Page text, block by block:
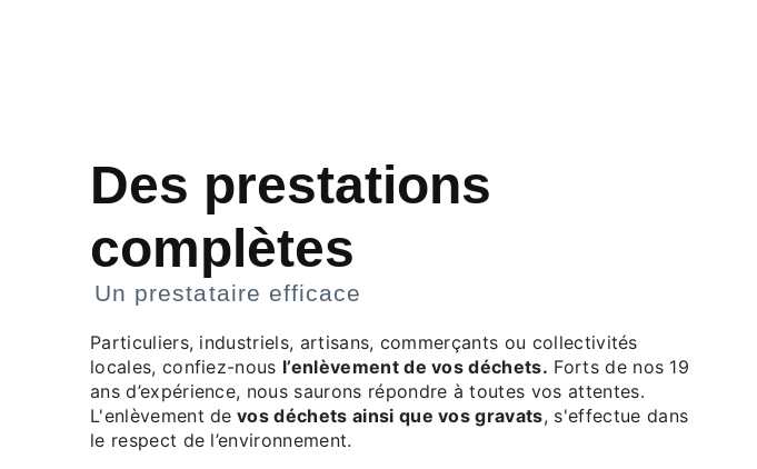
Des prestations
complètes
Un prestataire efficace
Particuliers, industriels, artisans, commerçants ou collectivités
locales, confiez-nous l’enlèvement de vos déchets. Forts de nos 19
ans d’expérience, nous saurons répondre à toutes vos attentes.
L'enlèvement de vos déchets ainsi que vos gravats, s'effectue dans
le respect de l’environnement.